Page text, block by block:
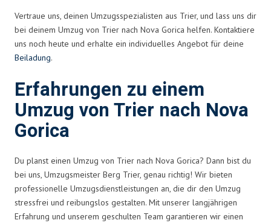
Vertraue uns, deinen Umzugsspezialisten aus Trier, und lass uns dir
bei deinem Umzug von Trier nach Nova Gorica helfen. Kontaktiere
uns noch heute und erhalte ein individuelles Angebot für deine
Beiladung.
Erfahrungen zu einem
Umzug von Trier nach Nova
Gorica
Du planst einen Umzug von Trier nach Nova Gorica? Dann bist du
bei uns, Umzugsmeister Berg Trier, genau richtig! Wir bieten
professionelle Umzugsdienstleistungen an, die dir den Umzug
stressfrei und reibungslos gestalten. Mit unserer langjährigen
Erfahrung und unserem geschulten Team garantieren wir einen